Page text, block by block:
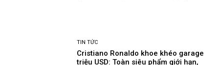
TIN TỨC
Cristiano Ronaldo khoe khéo garage
triệu USD: Toàn siêu phẩm giới hạn,